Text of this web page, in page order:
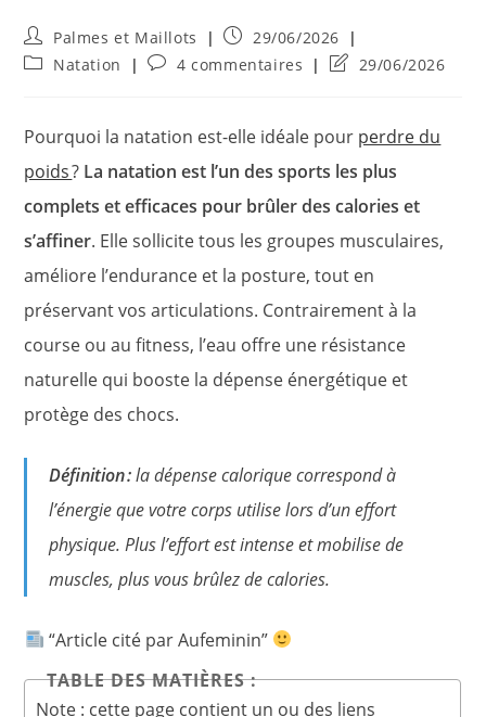
Auteur/autrice
de
la
Palmes et Maillots
Publication
publiée :
29/06/2026
PostNatation
Commentaires
4 commentaires
Dernière
publication :
29/06/2026
Pourquoi la natation est-elle idéale pour perdre du
poids? La natation est l’un des sports les plus
complets et efficaces pour brûler des calories et
s’affiner. Elle sollicite tous les groupes musculaires,
améliore l’endurance et la posture, tout en
préservant vos articulations. Contrairement à la
course ou au fitness, l’eau offre une résistance
naturelle qui booste la dépense énergétique et
protège des chocs.
Définition :la dépense calorique correspond à
l’énergie que votre corps utilise lors d’un effort
physique. Plus l’effort est intense et mobilise de
muscles, plus vous brûlez de calories.
“Article cité par Aufeminin”
TABLE DES MATIÈRES :
Note : cette page contient un ou des liens